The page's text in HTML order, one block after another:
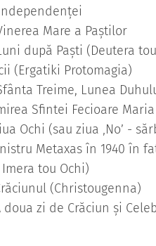
Mare a Paștilor
după Paști (Deutera
(Ergatiki Protomagia)
Treime, Lunea
Sfintei Fecioare Maria
Ochi (sau ziua ‚No’ -
Metaxas în 1940 în
tou Ochi)
(Christougenna)
doua zi de Crăciun și